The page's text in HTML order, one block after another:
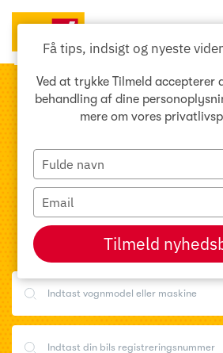
Få tips, indsigt og nyeste
Ved at trykke Tilmeld accepterer
behandling af dine
mere om vores
Type
your
name
Type
your
email
Tilmeld
bedste fra
Smøreskema
Produktsøgning
Produktkonvertering
Specifikationer